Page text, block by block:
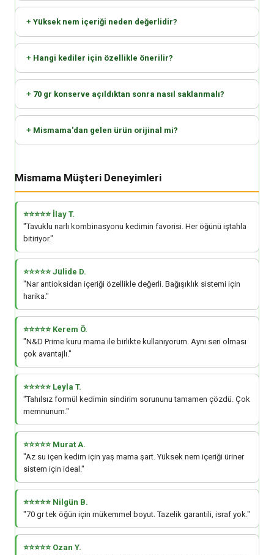
Yüksek nem içeriği neden değerlidir?
Hangi kediler için özellikle önerilir?
70 gr konserve açıldıktan sonra nasıl saklanmalı?
Mismama'dan gelen ürün orijinal mi?
Mismama Müşteri Deneyimleri
⭐⭐⭐⭐⭐ İlay T.
"Tavuklu narlı kombinasyonu kedimin favorisi. Her öğünü iştahla
bitiriyor."
⭐⭐⭐⭐⭐ Jülide D.
"Nar antioksidan içeriği özellikle değerli. Bağışıklık sistemi için
harika."
⭐⭐⭐⭐⭐ Kerem Ö.
"N&D Prime kuru mama ile birlikte kullanıyorum. Aynı seri olması
çok avantajlı."
⭐⭐⭐⭐⭐ Leyla T.
"Tahılsız formül kedimin sindirim sorununu tamamen çözdü. Çok
memnunum."
⭐⭐⭐⭐⭐ Murat A.
"Az su içen kedim için yaş mama şart. Yüksek nem içeriği üriner
sistem için ideal."
⭐⭐⭐⭐⭐ Nilgün B.
"70 gr tek öğün için mükemmel boyut. Tazelik garantili, israf yok."
⭐⭐⭐⭐⭐ Ozan Y.